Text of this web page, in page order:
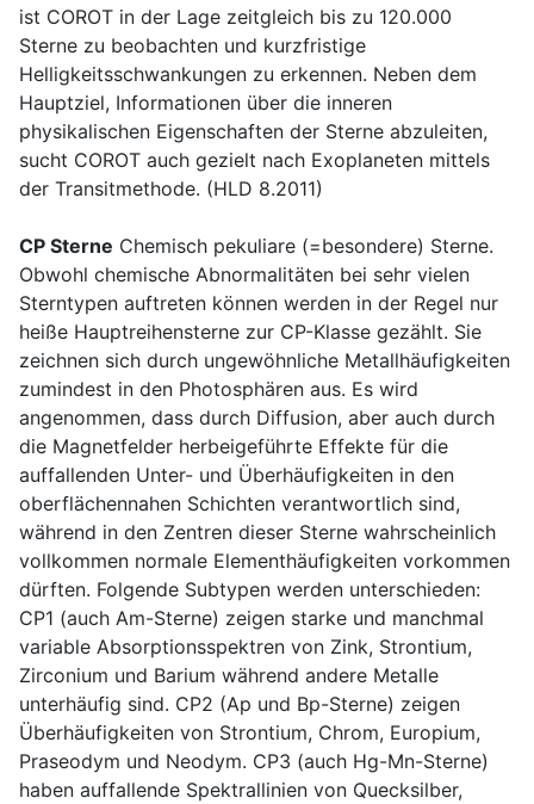
ist COROT in der Lage zeitgleich bis zu 120.000
Sterne zu beobachten und kurzfristige
Helligkeitsschwankungen zu erkennen. Neben dem
Hauptziel, Informationen über die inneren
physikalischen Eigenschaften der Sterne abzuleiten,
sucht COROT auch gezielt nach Exoplaneten mittels
der Transitmethode. (HLD 8.2011)
CP Sterne Chemisch pekuliare (=besondere) Sterne.
Obwohl chemische Abnormalitäten bei sehr vielen
Sterntypen auftreten können werden in der Regel nur
heiße Hauptreihensterne zur CP-Klasse gezählt. Sie
zeichnen sich durch ungewöhnliche Metallhäufigkeiten
zumindest in den Photosphären aus. Es wird
angenommen, dass durch Diffusion, aber auch durch
die Magnetfelder herbeigeführte Effekte für die
auffallenden Unter- und Überhäufigkeiten in den
oberflächennahen Schichten verantwortlich sind,
während in den Zentren dieser Sterne wahrscheinlich
vollkommen normale Elementhäufigkeiten vorkommen
dürften. Folgende Subtypen werden unterschieden:
CP1 (auch Am-Sterne) zeigen starke und manchmal
variable Absorptionsspektren von Zink, Strontium,
Zirconium und Barium während andere Metalle
unterhäufig sind. CP2 (Ap und Bp-Sterne) zeigen
Überhäufigkeiten von Strontium, Chrom, Europium,
Praseodym und Neodym. CP3 (auch Hg-Mn-Sterne)
haben auffallende Spektrallinien von Quecksilber,